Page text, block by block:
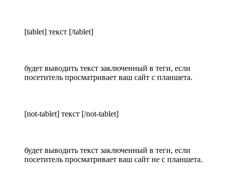
[tablet] текст [/tablet]
будет выводить текст заключенный в теги, если
посетитель просматривает ваш сайт с планшета.
[not-tablet] текст [/not-tablet]
будет выводить текст заключенный в теги, если
посетитель просматривает ваш сайт не с планшета.